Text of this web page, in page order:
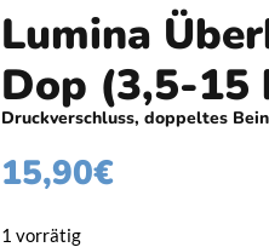
Lumina
Dop (3,5-15
Druckverschluss, doppeltes
15,90€
1 vorrätig